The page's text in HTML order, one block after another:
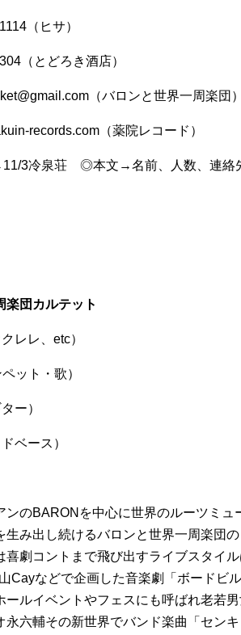
（ヒサ）
（とどろき酒店）
（バロンと世界一周楽団
records.com（薬院レコード）
3冷泉荘 ◎本文→名前、人数、連絡
楽団カルテット
レレ、etc）
ット・歌）
ー）
ベース）
ンのBARONを中心に世界のルーツミ
生み出し続けるバロンと世界一周楽団
喜劇コントまで飛び出すライブスタイ
Cayなどで企画した音楽劇「ボードビ
ールイベントやフェスにも呼ばれ老若
永六輔その新世界でバンド楽曲「セン